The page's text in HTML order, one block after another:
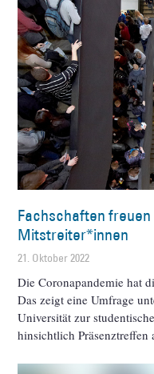
Fachschaften
Mitstreiter*innen
21. Oktober 2022
Die Coronapandemie hat
Das zeigt eine Umfrage
Universität zur
hinsichtlich Präsenztreffen